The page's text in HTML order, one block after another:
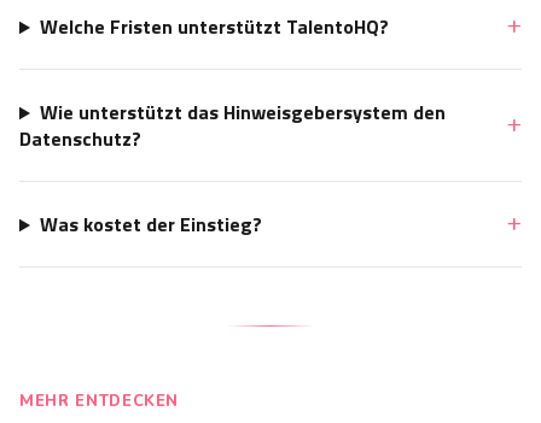
Welche Fristen unterstützt TalentoHQ?
Wie unterstützt das Hinweisgebersystem den
Datenschutz?
Was kostet der Einstieg?
MEHR ENTDECKEN